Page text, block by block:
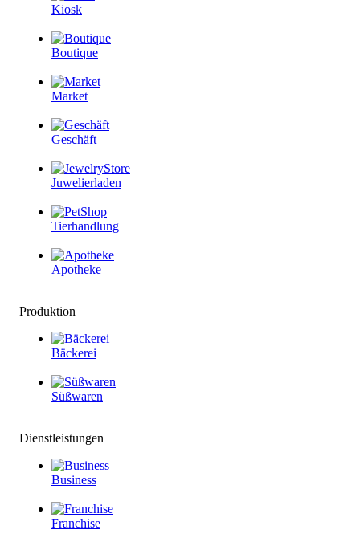
Kiosk
Boutique
Market
Geschäft
Juwelierladen
Tierhandlung
Apotheke
Produktion
Bäckerei
Süßwaren
Dienstleistungen
Business
Franchise